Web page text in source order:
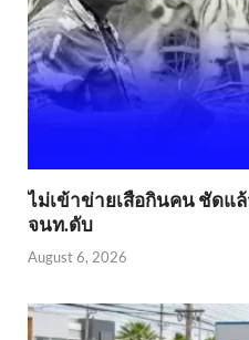
ไม่เข้าข่าย​เสือกินคน ชัดแ
จนท.ดับ
August 6, 2026